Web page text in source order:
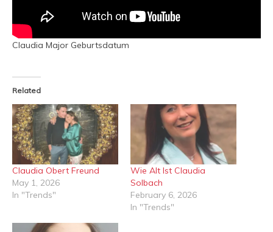
Claudia Major Geburtsdatum
Related
Claudia Obert Freund
May 1, 2026
In "Trends"
Wie Alt Ist Claudia
Solbach
February 6, 2026
In "Trends"